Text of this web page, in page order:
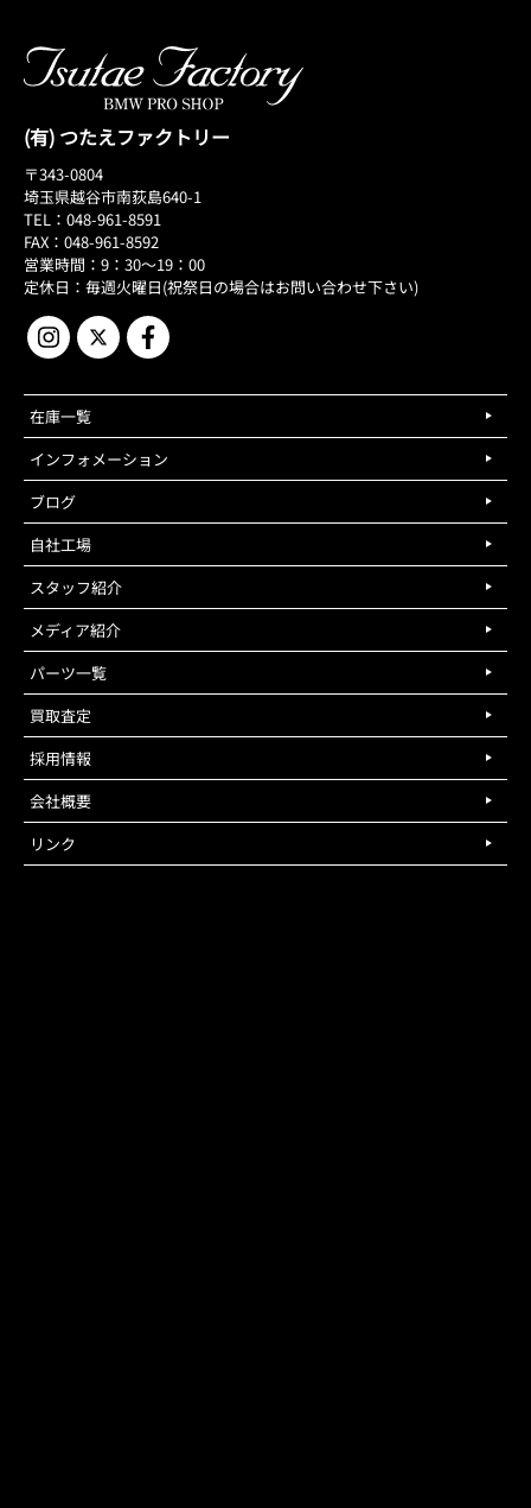
(有) つたえファクトリー
〒343-0804
埼玉県越谷市南荻島640-1
TEL：048-961-8591
FAX：048-961-8592
営業時間：9：30～19：00
定休日：毎週火曜日(祝祭日の場合はお問い合わせ下さい)
在庫一覧
インフォメーション
ブログ
自社工場
スタッフ紹介
メディア紹介
パーツ一覧
買取査定
採用情報
会社概要
リンク